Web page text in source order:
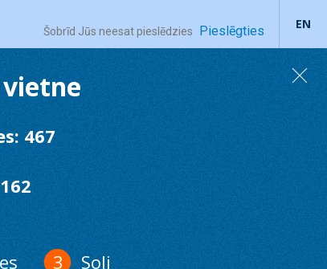
Šobrīd Jūs neesat pieslēdzies Pieslēgties EN
467
Soli